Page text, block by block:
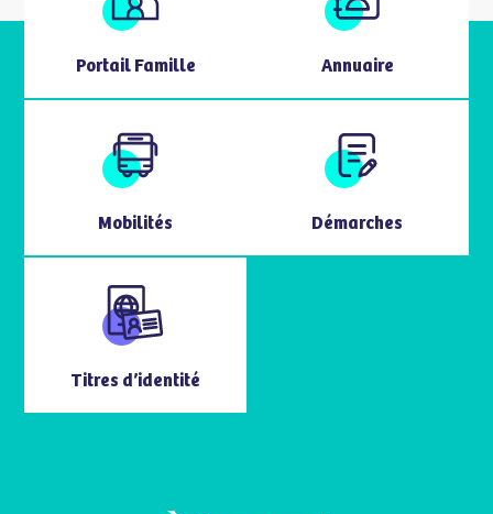
Portail Famille Annuaire
Mobilités Démarches
Titres d’identité